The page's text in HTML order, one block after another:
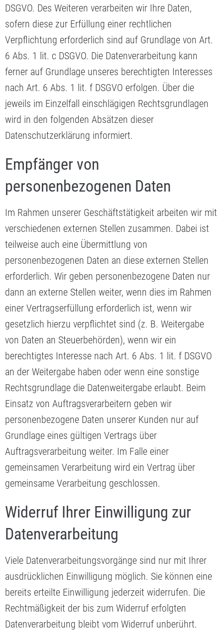
DSGVO. Des Weiteren verarbeiten wir Ihre Daten,
sofern diese zur Erfüllung einer rechtlichen
Verpflichtung erforderlich sind auf Grundlage von Art.
6 Abs. 1 lit. c DSGVO. Die Datenverarbeitung kann
ferner auf Grundlage unseres berechtigten Interesses
nach Art. 6 Abs. 1 lit. f DSGVO erfolgen. Über die
jeweils im Einzelfall einschlägigen Rechtsgrundlagen
wird in den folgenden Absätzen dieser
Datenschutzerklärung informiert.
Empfänger von
personenbezogenen Daten
Im Rahmen unserer Geschäftstätigkeit arbeiten wir mit
verschiedenen externen Stellen zusammen. Dabei ist
teilweise auch eine Übermittlung von
personenbezogenen Daten an diese externen Stellen
erforderlich. Wir geben personenbezogene Daten nur
dann an externe Stellen weiter, wenn dies im Rahmen
einer Vertragserfüllung erforderlich ist, wenn wir
gesetzlich hierzu verpflichtet sind (z. B. Weitergabe
von Daten an Steuerbehörden), wenn wir ein
berechtigtes Interesse nach Art. 6 Abs. 1 lit. f DSGVO
an der Weitergabe haben oder wenn eine sonstige
Rechtsgrundlage die Datenweitergabe erlaubt. Beim
Einsatz von Auftragsverarbeitern geben wir
personenbezogene Daten unserer Kunden nur auf
Grundlage eines gültigen Vertrags über
Auftragsverarbeitung weiter. Im Falle einer
gemeinsamen Verarbeitung wird ein Vertrag über
gemeinsame Verarbeitung geschlossen.
Widerruf Ihrer Einwilligung zur
Datenverarbeitung
Viele Datenverarbeitungsvorgänge sind nur mit Ihrer
ausdrücklichen Einwilligung möglich. Sie können eine
bereits erteilte Einwilligung jederzeit widerrufen. Die
Rechtmäßigkeit der bis zum Widerruf erfolgten
Datenverarbeitung bleibt vom Widerruf unberührt.